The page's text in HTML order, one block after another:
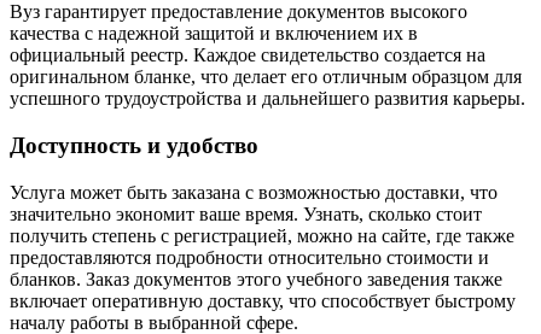
Вуз гарантирует предоставление документов высокого
качества с надежной защитой и включением их в
официальный реестр. Каждое свидетельство создается на
оригинальном бланке, что делает его отличным образцом для
успешного трудоустройства и дальнейшего развития карьеры.
Доступность и удобство
Услуга может быть заказана с возможностью доставки, что
значительно экономит ваше время. Узнать, сколько стоит
получить степень с регистрацией, можно на сайте, где также
предоставляются подробности относительно стоимости и
бланков. Заказ документов этого учебного заведения также
включает оперативную доставку, что способствует быстрому
началу работы в выбранной сфере.